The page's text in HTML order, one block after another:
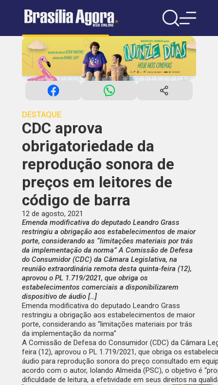
DESTAQUE
CDC aprova
obrigatoriedade da
reprodução sonora de
preços em leitores de
código de barra
12 de agosto, 2021
Emenda modificativa do deputado Leandro Grass
restringiu a obrigação aos estabelecimentos de maior
porte, considerando as “limitações materiais por trás
da implementação da norma” A Comissão de Defesa
do Consumidor (CDC) da Câmara Legislativa, na
reunião extraordinária remota desta quinta-feira (12),
aprovou o PL 1.719/2021, que obriga os
estabelecimentos comerciais a disponibilizarem
dispositivo de áudio […]
Emenda modificativa do deputado Leandro Grass
restringiu a obrigação aos estabelecimentos de maior
porte, considerando as “limitações materiais por trás
da implementação da norma”
A Comissão de Defesa do Consumidor (CDC) da Câmara
feira (12), aprovou o PL 1.719/2021, que obriga os
áudio para reprodução sonora do preço consultado em
acordo com o autor, Iolando Almeida (PSC), o objetivo é
dificuldade de leitura, a efetividade em seus direitos na